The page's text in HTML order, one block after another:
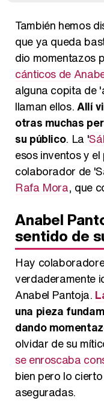
También hemos
que ya queda
dio momentazos
cánticos de
alguna copita de
llaman ellos.Allí
otras muchas
su público. La '
esos inventos y
colaborador de
Rafa Mora, que
Anabel
sentido de
Hay
verdaderamente
Anabel Pantoja.
una pieza
dando
olvidar de su
se enroscaba
bien pero lo
aseguradas.